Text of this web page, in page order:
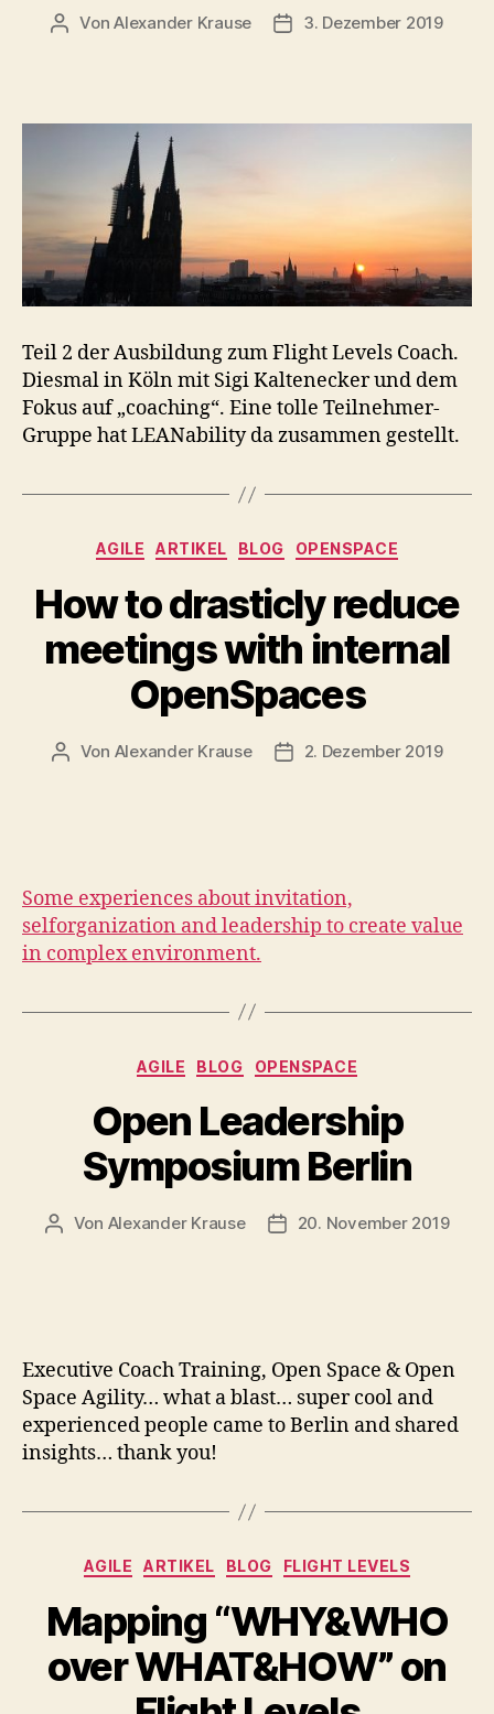
Beitragsautor
VonAlexander Krause Beitragsdatum
3. Dezember 2019
Teil 2 der Ausbildung zum Flight Levels Coach.
Diesmal in Köln mit Sigi Kaltenecker und dem
Fokus auf „coaching“. Eine tolle Teilnehmer-
Gruppe hat LEANability da zusammen gestellt.
Kategorien
AGILE ARTIKEL BLOG OPENSPACE
How to drasticly reduce
meetings with internal
OpenSpaces
Beitragsautor
Von Alexander Krause Beitragsdatum
2. Dezember 2019
Some experiences about invitation,
selforganization and leadership to create value
in complex environment.
Kategorien
AGILE BLOG OPENSPACE
Open Leadership
Symposium Berlin
Beitragsautor
Von Alexander Krause Beitragsdatum
20. November 2019
Executive Coach Training, Open Space & Open
Space Agility… what a blast… super cool and
experienced people came to Berlin and shared
insights… thank you!
Kategorien
AGILE ARTIKEL BLOG FLIGHT LEVELS
Mapping “WHY&WHO
over WHAT&HOW” on